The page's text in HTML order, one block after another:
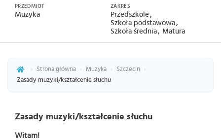
PRZEDMIOT
Muzyka
ZAKRES
Przedszkole
Szkoła podstawowa
Szkoła średnia Matura
› Strona główna › Muzyka › Szczecin
›
Zasady muzyki/kształcenie słuchu
Zasady muzyki/kształcenie słuchu
Witam!